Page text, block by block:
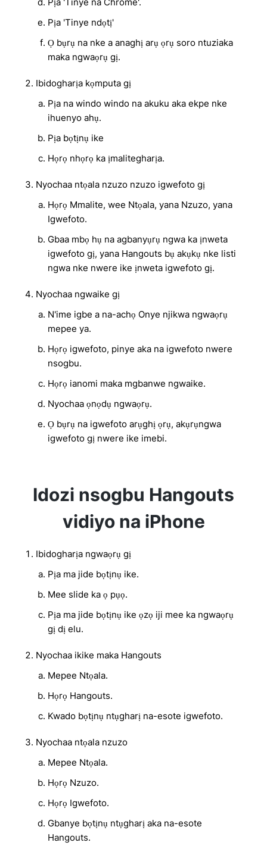
Pịa 'Tinye ndọtị'
Ọ bụrụ na nke a anaghị arụ ọrụ soro ntuziaka
maka ngwaọrụ gị.
Ibidogharịa kọmputa gị
Pịa na windo windo na akuku aka ekpe nke
ihuenyo ahụ.
Pịa bọtịnụ ike
Họrọ nhọrọ ka ịmalitegharịa.
Nyochaa ntọala nzuzo nzuzo igwefoto gị
Họrọ Mmalite, wee Ntọala, yana Nzuzo, yana
Igwefoto.
Gbaa mbọ hụ na agbanyụrụ ngwa ka ịnweta
igwefoto gị, yana Hangouts bụ akụkụ nke listi
ngwa nke nwere ike ịnweta igwefoto gị.
Nyochaa ngwaike gị
N'ime igbe a na-achọ Onye njikwa ngwaọrụ
mepee ya.
Họrọ igwefoto, pinye aka na igwefoto nwere
nsogbu.
Họrọ ianomi maka mgbanwe ngwaike.
Nyochaa ọnọdụ ngwaọrụ.
Ọ bụrụ na igwefoto arụghị ọrụ, akụrụngwa
igwefoto gị nwere ike imebi.
Idozi nsogbu Hangouts
vidiyo na iPhone
Ibidogharịa ngwaọrụ gị
Pịa ma jide bọtịnụ ike.
Mee slide ka ọ pụọ.
Pịa ma jide bọtịnụ ike ọzọ iji mee ka ngwaọrụ
gị dị elu.
Nyochaa ikike maka Hangouts
Mepee Ntọala.
Họrọ Hangouts.
Kwado bọtịnụ ntụgharị na-esote igwefoto.
Nyochaa ntọala nzuzo
Mepee Ntọala.
Họrọ Nzuzo.
Họrọ Igwefoto.
Gbanye bọtịnụ ntụgharị aka na-esote
Hangouts.